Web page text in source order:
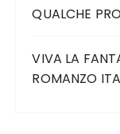
QUALCHE
VIVA LA
ROMANZO